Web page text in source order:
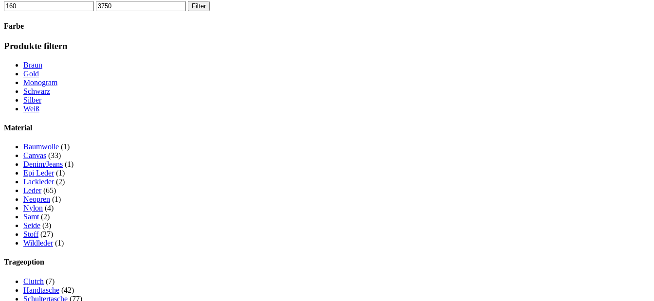
Min
price
Max
price
Filter
Farbe
Produkte filtern
Braun
Gold
Monogram
Schwarz
Silber
Weiß
Material
Baumwolle (1)
Canvas (33)
Denim/Jeans (1)
Epi Leder (1)
Lackleder (2)
Leder (65)
Neopren (1)
Nylon (4)
Samt (2)
Seide (3)
Stoff (27)
Wildleder (1)
Trageoption
Clutch (7)
Handtasche (42)
Schultertasche (77)